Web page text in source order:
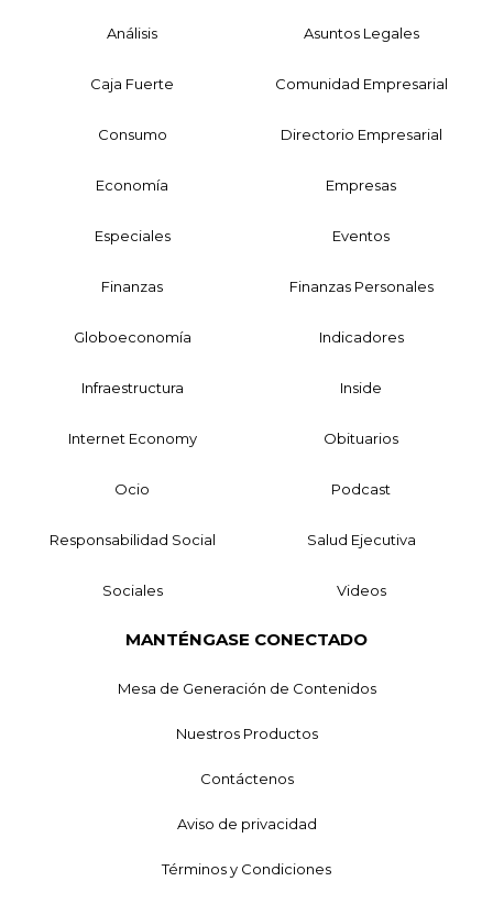
Análisis Asuntos Legales
Caja Fuerte Comunidad Empresarial
Consumo Directorio Empresarial
Economía Empresas
Especiales Eventos
Finanzas Finanzas Personales
Globoeconomía Indicadores
Infraestructura Inside
Internet Economy Obituarios
Ocio Podcast
Responsabilidad Social Salud Ejecutiva
Sociales Videos
MANTÉNGASE CONECTADO
Mesa de Generación de Contenidos
Nuestros Productos
Contáctenos
Aviso de privacidad
Términos y Condiciones